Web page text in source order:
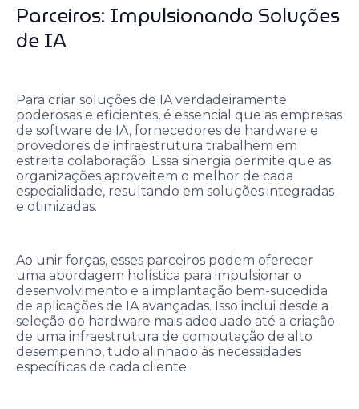
Parceiros: Impulsionando Soluções
de IA
Para criar soluções de IA verdadeiramente
poderosas e eficientes, é essencial que as empresas
de software de IA, fornecedores de hardware e
provedores de infraestrutura trabalhem em
estreita colaboração. Essa sinergia permite que as
organizações aproveitem o melhor de cada
especialidade, resultando em soluções integradas
e otimizadas.
Ao unir forças, esses parceiros podem oferecer
uma abordagem holística para impulsionar o
desenvolvimento e a implantação bem-sucedida
de aplicações de IA avançadas. Isso inclui desde a
seleção do hardware mais adequado até a criação
de uma infraestrutura de computação de alto
desempenho, tudo alinhado às necessidades
específicas de cada cliente.